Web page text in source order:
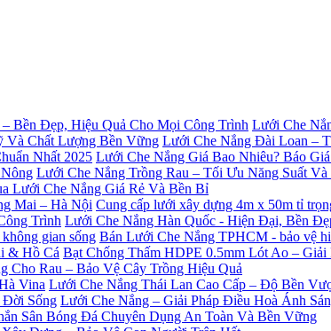
Lưới Che
Lưới Che Nắng Đài Loan –
Lưới Che Nắng Giá Bao Nhiêu? Báo
Lưới Che Nắng Trồng Rau – Tối Ưu Năng Suất
Lưới Che Nắng Giá Rẻ Và Bền Bỉ
Cung cấp lưới xây dựng 4m x 50m tỉ
Lưới Che Nắng Hàn Quốc - Hiện Đại, Bền
Bán Lưới Che Nắng TPHCM - bảo vệ
Bạt Chống Thấm HDPE 0.5mm Lót Ao –
Cho Rau – Bảo Vệ Cây Trồng Hiệu Quả
Lưới Che Nắng Thái Lan Cao Cấp – Độ Bền
Lưới Che Nắng – Giải Pháp Điều Hoà Ánh
Sân Bóng Đá Chuyên Dụng An Toàn Và Bền Vững